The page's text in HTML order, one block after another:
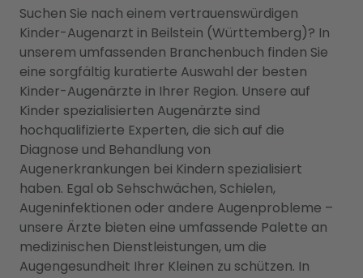
Suchen Sie nach einem vertrauenswürdigen
Kinder-Augenarzt in Beilstein (Württemberg)? In
unserem umfassenden Branchenbuch finden Sie
eine sorgfältig kuratierte Auswahl der besten
Kinder-Augenärzte in Ihrer Region. Unsere auf
Kinder spezialisierten Augenärzte sind
hochqualifizierte Experten, die sich auf die
Diagnose und Behandlung von
Augenerkrankungen bei Kindern spezialisiert
haben. Egal ob Sehschwächen, Schielen,
Augeninfektionen oder andere Augenprobleme –
unsere Ärzte bieten eine umfassende Palette an
medizinischen Dienstleistungen, um die
Augengesundheit Ihrer Kleinen zu schützen. In